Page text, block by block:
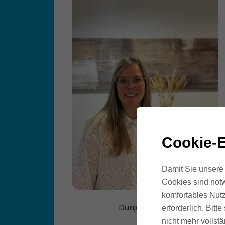
Dunja Pfeiffer
Cookie-
Damit Sie
Cookies sind
komfortables
erforderlich. Bitte
nicht mehr